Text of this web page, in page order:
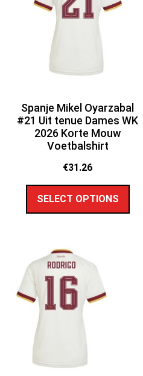
Spanje Mikel Oyarzabal
#21 Uit tenue Dames WK
2026 Korte Mouw
Voetbalshirt
€31.26
SELECT OPTIONS